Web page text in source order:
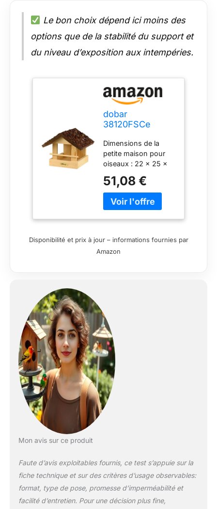
Le bon choix dépend ici moins des
options que de la stabilité du support et
du niveau d’exposition aux intempéries.
dobar
38120FSCe
pour Oiseaux en
Bois, Toit
recouvert
d'écorces, 20 x
22.5 x 18 cm
Dimensions de la
petite maison pour
oiseaux : 22 x 25 x
poser, pour jardin,
balcon, extérieur, toit
à écorces pointu, pin
classique avec toit
recouvert d'écorces –
Petite maison,
utilisable comme
mangeoire, station
d'alimentation ou
distributeur
automatique pour les
oiseaux sauvages –
large avancée de toit
pour protéger la
nourriture du soleil et
naturel, provenance
imperméabilisé,
lasuré vert et
transparent et
51,08 €
Disponibilité et prix à jour – informations fournies par
Amazon
Mon avis sur ce produit
Faute d’avis exploitables fournis, ce test s’appuie sur la
fiche technique et sur des critères d’usage observables:
format, type de pose, promesse d’imperméabilité et
facilité d’entretien. Pour une décision plus fine,